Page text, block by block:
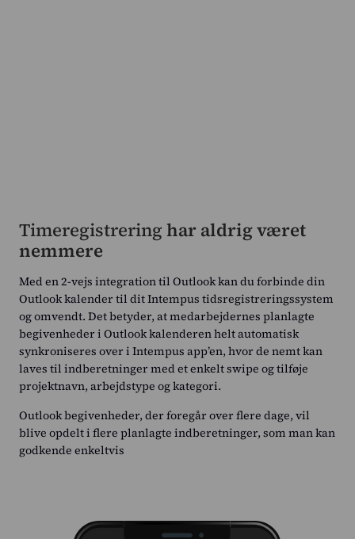
Timeregistreringhar aldrig været
nemmere
Med en 2-vejs integration til Outlook kan du forbinde din
Outlook kalender til dit Intempus tidsregistreringssystem
og omvendt. Det betyder, at medarbejdernes planlagte
begivenheder i Outlook kalenderen helt automatisk
synkroniseres over i Intempus app’en, hvor de nemt kan
laves til indberetninger med et enkelt swipe og tilføje
projektnavn, arbejdstype og kategori.
Outlook begivenheder, der foregår over flere dage, vil
blive opdelt i flere planlagte indberetninger, som man kan
godkende enkeltvis